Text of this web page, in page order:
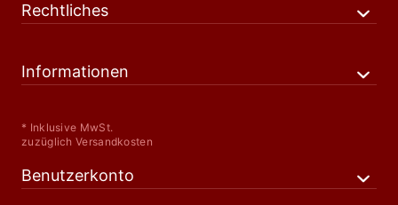
Rechtliches
Informationen
* Inklusive MwSt.
zuzüglich Versandkosten
Benutzerkonto